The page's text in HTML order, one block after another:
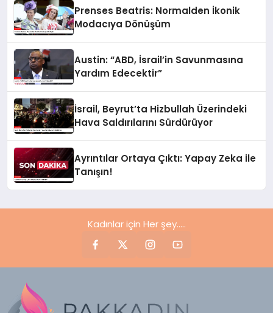
Prenses Beatris: Normalden İkonik
Modacıya Dönüşüm
Austin: “ABD, İsrail’in Savunmasına
Yardım Edecektir”
İsrail, Beyrut’ta Hizbullah Üzerindeki
Hava Saldırılarını Sürdürüyor
Ayrıntılar Ortaya Çıktı: Yapay Zeka ile
Tanışın!
Kadınlar için Her şey.....